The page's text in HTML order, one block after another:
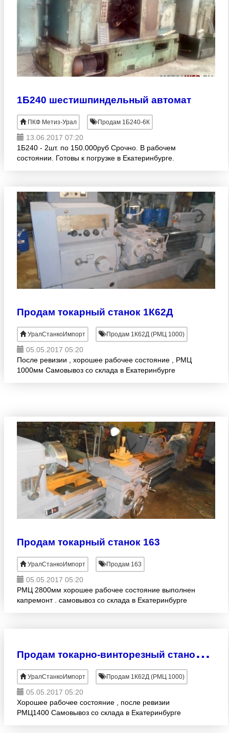
1Б240 шестишпиндельный автомат
ПКФ Метиз-Урал Продам 1Б240-6К
13.06.2017 07:20
1Б240 - 2шт. по 150.000руб Срочно. В рабочем
состоянии. Готовы к погрузке в Екатеринбурге.
Продам токарный станок 1К62Д
УралСтанкоИмпорт Продам 1К62Д (РМЦ 1000)
05.05.2017 05:20
После ревизии , хорошее рабочее состояние , РМЦ
1000мм Самовывоз со склада в Екатеринбурге
Продам токарный станок 163
УралСтанкоИмпорт Продам 163
05.05.2017 05:20
РМЦ 2800мм хорошее рабочее состояние выполнен
капремонт . самовывоз со склада в Екатеринбурге
П
родам токарно-винторезный станок 1К62
УралСтанкоИмпорт Продам 1К62Д (РМЦ 1000)
05.05.2017 05:20
Хорошее рабочее состояние , после ревизии
РМЦ1400 Самовывоз со склада в Екатеринбурге